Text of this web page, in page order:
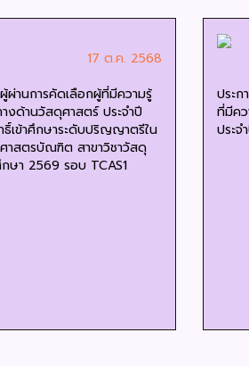
17 ต.ค. 2568
ผ่านการคัดเลือกผู้ที่มีความรู้
งด้านวัสดุศาสตร์ ประจำปี
เข้าศึกษาระดับปริญญาตรีใน
าสตรบัณฑิต สาขาวิชาวัสดุ
ษา 2569 รอบ TCAS1
ประ
ที่มีค
ประจ